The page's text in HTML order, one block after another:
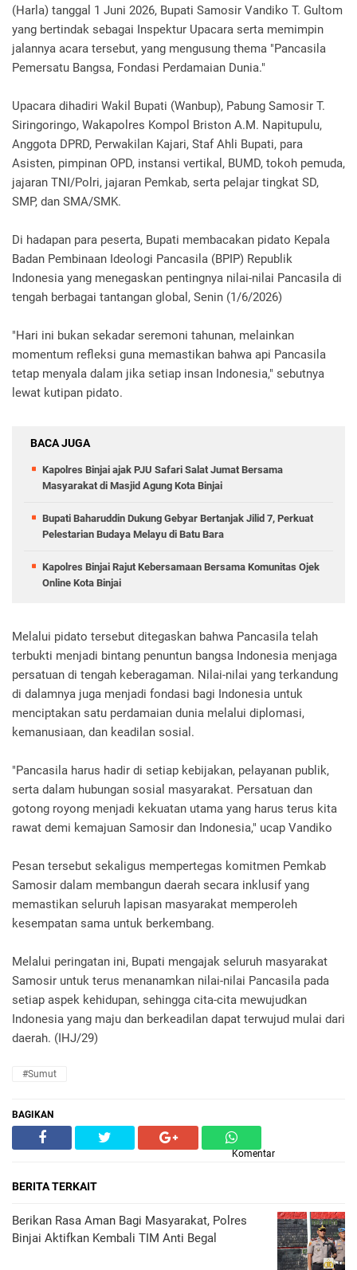
(Harla) tanggal 1 Juni 2026, Bupati Samosir Vandiko T. Gultom
yang bertindak sebagai Inspektur Upacara serta memimpin
jalannya acara tersebut, yang mengusung thema "Pancasila
Pemersatu Bangsa, Fondasi Perdamaian Dunia."
Upacara dihadiri Wakil Bupati (Wanbup), Pabung Samosir T.
Siringoringo, Wakapolres Kompol Briston A.M. Napitupulu,
Anggota DPRD, Perwakilan Kajari, Staf Ahli Bupati, para
Asisten, pimpinan OPD, instansi vertikal, BUMD, tokoh pemuda,
jajaran TNI/Polri, jajaran Pemkab, serta pelajar tingkat SD,
SMP, dan SMA/SMK.
Di hadapan para peserta, Bupati membacakan pidato Kepala
Badan Pembinaan Ideologi Pancasila (BPIP) Republik
Indonesia yang menegaskan pentingnya nilai-nilai Pancasila di
tengah berbagai tantangan global, Senin (1/6/2026)
"Hari ini bukan sekadar seremoni tahunan, melainkan
momentum refleksi guna memastikan bahwa api Pancasila
tetap menyala dalam jika setiap insan Indonesia," sebutnya
lewat kutipan pidato.
BACA JUGA
Kapolres Binjai ajak PJU Safari Salat Jumat Bersama
Masyarakat di Masjid Agung Kota Binjai
Bupati Baharuddin Dukung Gebyar Bertanjak Jilid 7, Perkuat
Pelestarian Budaya Melayu di Batu Bara
Kapolres Binjai Rajut Kebersamaan Bersama Komunitas Ojek
Online Kota Binjai
Melalui pidato tersebut ditegaskan bahwa Pancasila telah
terbukti menjadi bintang penuntun bangsa Indonesia menjaga
persatuan di tengah keberagaman. Nilai-nilai yang terkandung
di dalamnya juga menjadi fondasi bagi Indonesia untuk
menciptakan satu perdamaian dunia melalui diplomasi,
kemanusiaan, dan keadilan sosial.
"Pancasila harus hadir di setiap kebijakan, pelayanan publik,
serta dalam hubungan sosial masyarakat. Persatuan dan
gotong royong menjadi kekuatan utama yang harus terus kita
rawat demi kemajuan Samosir dan Indonesia," ucap Vandiko
Pesan tersebut sekaligus mempertegas komitmen Pemkab
Samosir dalam membangun daerah secara inklusif yang
memastikan seluruh lapisan masyarakat memperoleh
kesempatan sama untuk berkembang.
Melalui peringatan ini, Bupati mengajak seluruh masyarakat
Samosir untuk terus menanamkan nilai-nilai Pancasila pada
setiap aspek kehidupan, sehingga cita-cita mewujudkan
Indonesia yang maju dan berkeadilan dapat terwujud mulai dari
daerah. (IHJ/29)
#Sumut
BAGIKAN
Komentar
BERITA TERKAIT
Berikan Rasa Aman Bagi Masyarakat, Polres
Binjai Aktifkan Kembali TIM Anti Begal